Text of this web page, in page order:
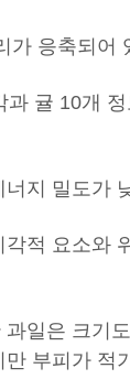
가 응축되어
과 귤 10개
지 밀도가
적 요소와
일은 크기
부피가 적